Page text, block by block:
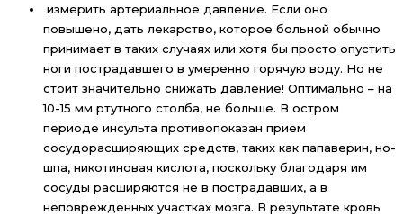
измерить артериальное давление. Если оно
повышено, дать лекарство, которое больной обычно
принимает в таких случаях или хотя бы просто опустить
ноги пострадавшего в умеренно горячую воду. Но не
стоит значительно снижать давление! Оптимально – на
10-15 мм ртутного столба, не больше. В остром
периоде инсульта противопоказан прием
сосудорасширяющих средств, таких как папаверин, но-
шпа, никотиновая кислота, поскольку благодаря им
сосуды расширяются не в пострадавших, а в
неповрежденных участках мозга. В результате кровь